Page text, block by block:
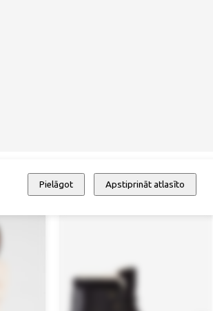
Pielāgot Apstiprināt atlasīto